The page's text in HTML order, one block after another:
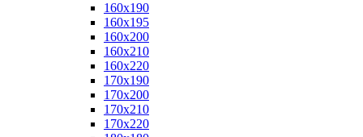
160x190
160x195
160x200
160x210
160x220
170x190
170x200
170x210
170x220